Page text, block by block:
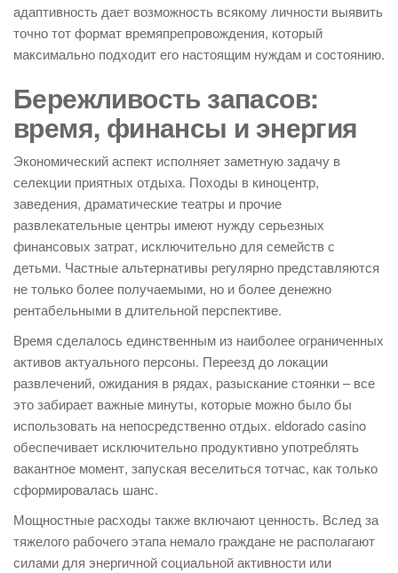
адаптивность дает возможность всякому личности выявить
точно тот формат времяпрепровождения, который
максимально подходит его настоящим нуждам и состоянию.
Бережливость запасов:
время, финансы и энергия
Экономический аспект исполняет заметную задачу в
селекции приятных отдыха. Походы в киноцентр,
заведения, драматические театры и прочие
развлекательные центры имеют нужду серьезных
финансовых затрат, исключительно для семейств с
детьми. Частные альтернативы регулярно представляются
не только более получаемыми, но и более денежно
рентабельными в длительной перспективе.
Время сделалось единственным из наиболее ограниченных
активов актуального персоны. Переезд до локации
развлечений, ожидания в рядах, разыскание стоянки – все
это забирает важные минуты, которые можно было бы
использовать на непосредственно отдых. eldorado casino
обеспечивает исключительно продуктивно употреблять
вакантное момент, запуская веселиться тотчас, как только
сформировалась шанс.
Мощностные расходы также включают ценность. Вслед за
тяжелого рабочего этапа немало граждане не располагают
силами для энергичной социальной активности или